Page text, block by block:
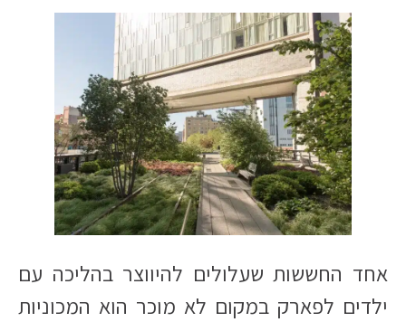
אחד החששות שעלולים להיווצר בהליכה עם
ילדים לפארק במקום לא מוכר הוא המכוניות